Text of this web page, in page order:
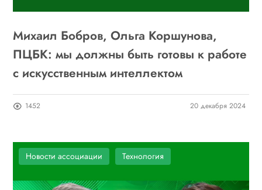
Михаил Бобров, Ольга Коршунова,
ПЦБК: мы должны быть готовы к работе
с искусственным интеллектом
1452 20 декабря 2024
Новости ассоциации Технология